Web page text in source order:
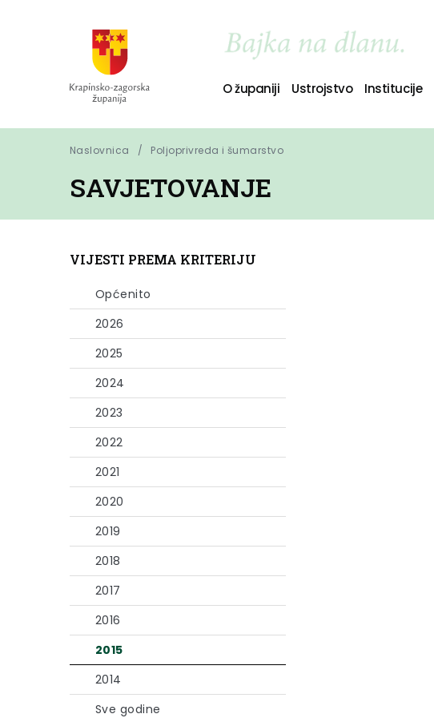
O županiji Ustrojstvo Institucije
Naslovnica Poljoprivreda i šumarstvo
SAVJETOVANJE
VIJESTI PREMA KRITERIJU
Općenito
2026
2025
2024
2023
2022
2021
2020
2019
2018
2017
2016
2015
2014
Sve godine